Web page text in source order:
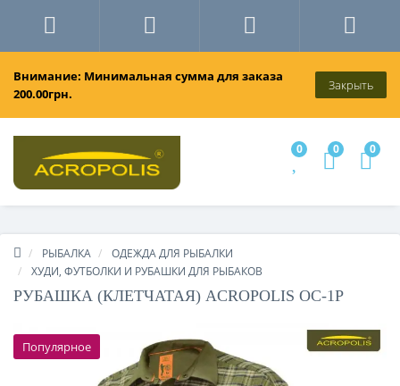
Внимание: Минимальная сумма для заказа
200.00грн.
Закрыть
0 0 0
РЫБАЛКА
ОДЕЖДА ДЛЯ РЫБАЛКИ
ХУДИ, ФУТБОЛКИ И РУБАШКИ ДЛЯ РЫБАКОВ
РУБАШКА (КЛЕТЧАТАЯ) ACROPOLIS ОС-1Р
Популярное